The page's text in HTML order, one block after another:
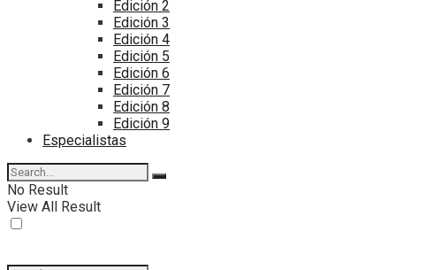
Edición 2
Edición 3
Edición 4
Edición 5
Edición 6
Edición 7
Edición 8
Edición 9
Especialistas
No Result
View All Result